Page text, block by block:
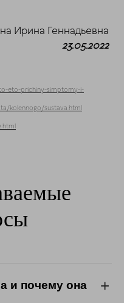
Ирина Геннадьевна
23.05.2022
eto-prichiny-simptomy-i-
kolennogo/sustava.html
и почему она